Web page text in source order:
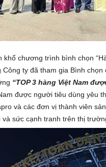
khổ chương trình bình chọn
Công ty đã tham gia Bình chọn
“TOP 3 hàng Việt Nam
được người tiêu dùng yêu
và các đơn vị thành viên
sức cạnh tranh trên thị